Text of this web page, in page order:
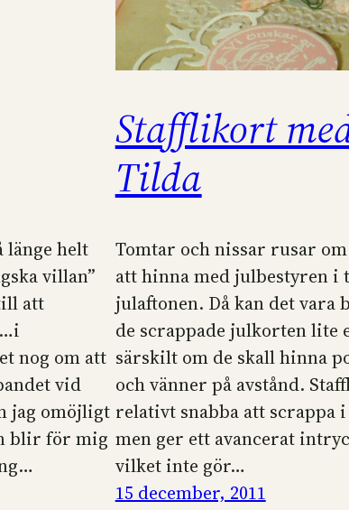
länge helt
villan”
att
nog om att
vid
jag omöjligt
blir för mig
Stafflikort
Tilda
Tomtar och nissar rusar
att hinna med julbestyren i
julaftonen. Då kan det vara
de scrappade julkorten lite
särskilt om de skall hinna
och vänner på avstånd.
relativt snabba att scrappa
men ger ett avancerat
vilket inte gör…
15 december, 2011